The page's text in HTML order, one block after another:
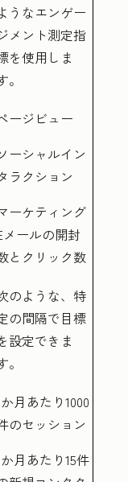
うなエンゲー
メント測定指
を使用しま
。
ージビュー
ーシャルイン
ラクション
ーケティング
メールの開封
とクリック数
のような、特
の間隔で目標
設定できま
。
月あたり1000
のセッション
月あたり15件